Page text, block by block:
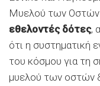
Μυελού των Οστών
εθελοντές δότες,
ότι η συστηματική
του κόσμου για τη
μυελού των οστών